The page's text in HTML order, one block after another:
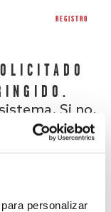
personalizar
REGISTRO
Si no,